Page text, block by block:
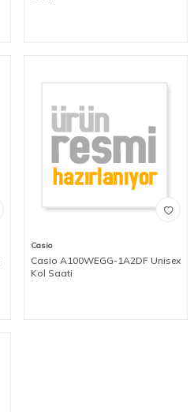
Casio
Casio A100WEGG-1A2DF Unisex
Kol Saati